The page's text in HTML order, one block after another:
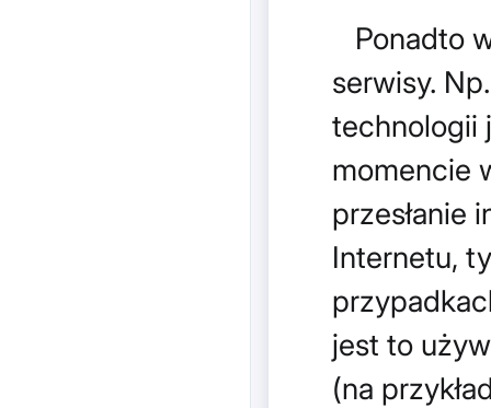
Ponadto
serwisy.
technologii
momencie
przesłanie
Internetu,
jest to
(na